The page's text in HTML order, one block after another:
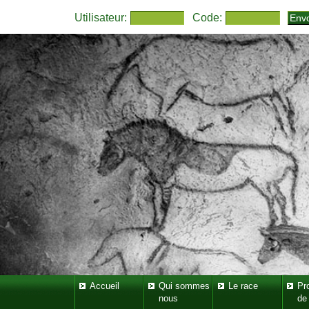
Utilisateur: Code:
Accueil
Qui sommes
nous
Le race